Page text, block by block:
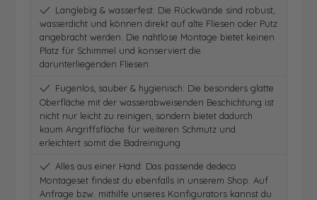
Langlebig & wasserfest: Die Rückwände sind robust,
wasserdicht und können direkt auf alte Fliesen oder Putz
angebracht werden. Die nahtlose Montage bietet keinen
Platz für Schimmel und konserviert die
darunterliegenden Fliesen
Fugenlos, sauber & hygienisch: Die besonders glatte
Oberfläche mit der wasserabweisenden Beschichtung ist
nicht nur leicht zu reinigen, sondern bietet dadurch
kaum Angriffsfläche für weiteren Schmutz und
erleichtert somit die Badreinigung
Alles aus einer Hand: Das passende dedeco
Montageset findest du ebenfalls in unserem Shop. Auf
Anfrage bzw. mithilfe unseres Konfigurators kannst du